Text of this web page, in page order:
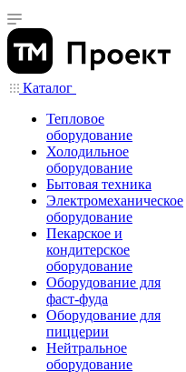
Каталог
Тепловое
оборудование
Холодильное
оборудование
Бытовая техника
Электромеханическое
оборудование
Пекарское и
кондитерское
оборудование
Оборудование для
фаст-фуда
Оборудование для
пиццерии
Нейтральное
оборудование